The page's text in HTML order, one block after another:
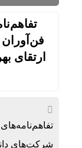
ارتقای
شرکت‌های